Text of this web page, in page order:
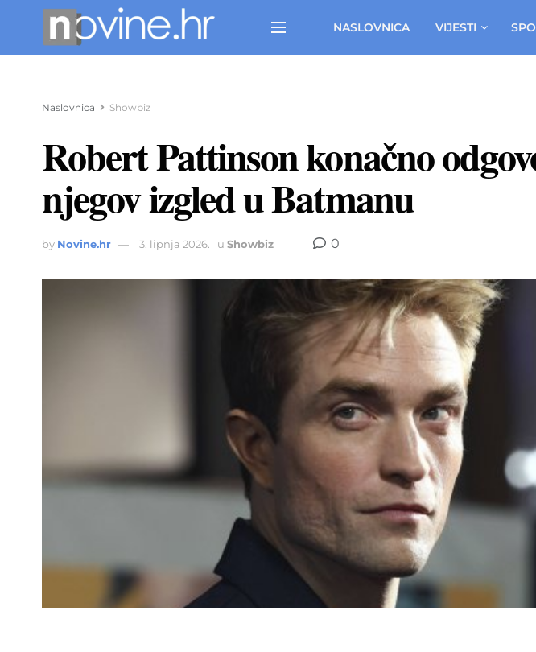
NASLOVNICA VIJESTI
Naslovnica Showbiz
Robert Pattinson konačno
njegov izgled u Batmanu
by Novine.hr 3. lipnja 2026. u Showbiz 0